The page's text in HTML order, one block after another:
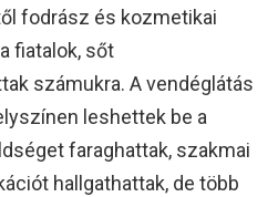
fodrász és kozmetikai
fiatalok, sőt
számukra. A vendéglátás
leshettek be a
faraghattak, szakmai
hallgathattak, de több